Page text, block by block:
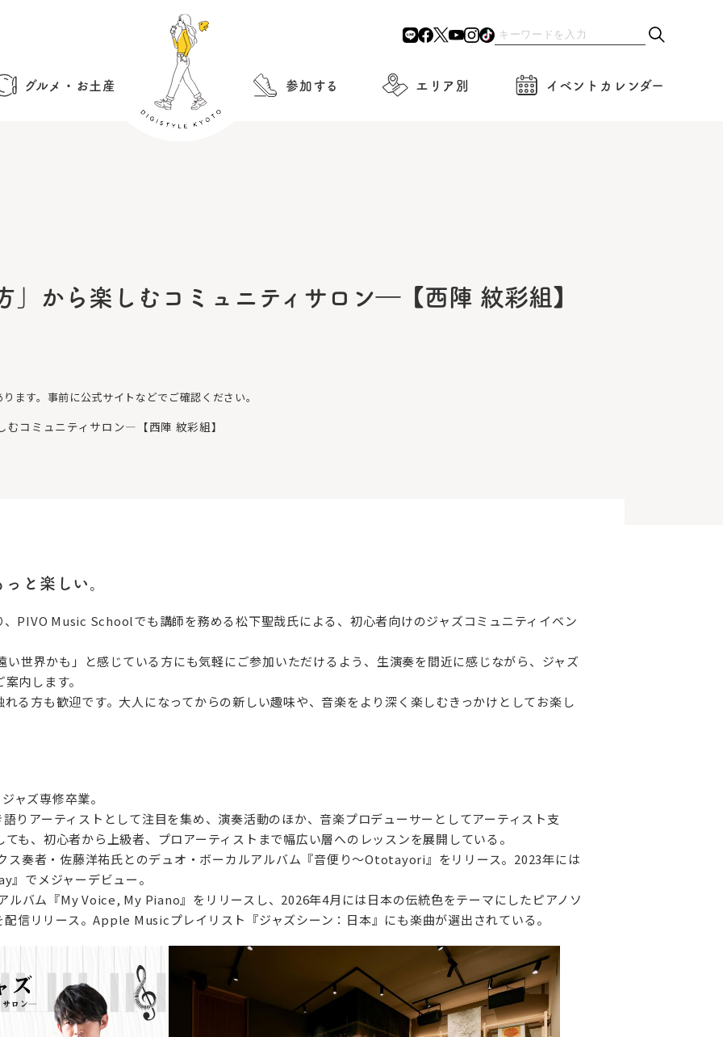
グルメ・お土産 参加する エリア別 イベントカレンダー
から楽しむコミュニティサロン―【西陣 紋彩組】
ます。事前に公式サイトなどでご確認ください。
コミュニティサロン―【西陣 紋彩組】
と楽しい。
PIVO Music Schoolでも講師を務める松下聖哉氏による、初心者向けのジャズコミュニティイベン
世界かも」と感じている方にも気軽にご参加いただけるよう、生演奏を間近に感じながら、ジャズ
内します。
る方も歓迎です。大人になってからの新しい趣味や、音楽をより深く楽しむきっかけとしてお楽し
ャズ専修卒業。
りアーティストとして注目を集め、演奏活動のほか、音楽プロデューサーとしてアーティスト支
も、初心者から上級者、プロアーティストまで幅広い層へのレッスンを展開している。
ス奏者・佐藤洋祐氏とのデュオ・ボーカルアルバム『音便り〜Ototayori』をリリース。2023年には
でメジャーデビュー。
ルバム『My Voice, My Piano』をリリースし、2026年4月には日本の伝統色をテーマにしたピアノソ
信リリース。Apple Musicプレイリスト『ジャズシーン：日本』にも楽曲が選出されている。